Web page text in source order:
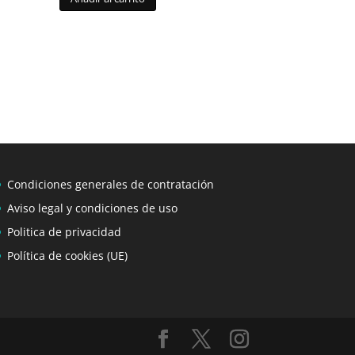
Condiciones generales de contratación
Aviso legal y condiciones de uso
Politica de privacidad
Política de cookies (UE)